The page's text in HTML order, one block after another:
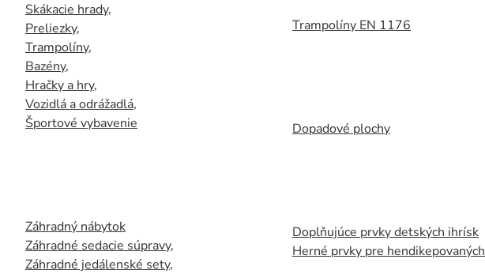
Skákacie hrady,
Preliezky,
Trampolíny,
Bazény,
Hračky a hry,
Vozidlá a odrážadlá,
Športové vybavenie
Záhradný nábytok
Záhradné sedacie súpravy,
Záhradné jedálenské sety,
Trampolíny EN 1176
Dopadové plochy
Doplňujúce prvky detských ihrísk
Herné prvky pre hendikepovaných